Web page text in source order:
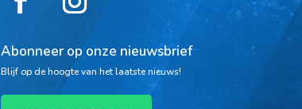
Abonneer op onze nieuwsbrief
Blijf op de hoogte van het laatste nieuws!